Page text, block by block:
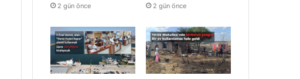
2 gün önce 2 gün önce